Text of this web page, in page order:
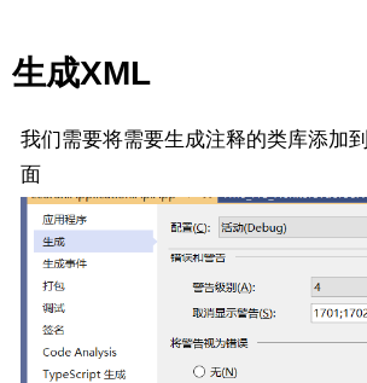
生成XML
我们需要将需要生成注释的类库添加
面